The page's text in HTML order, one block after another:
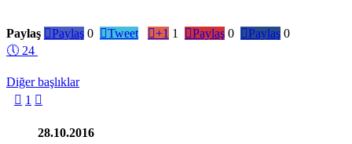
Paylaş Paylaş 0 Tweet +1 1 Paylaş 0 Paylaş 0
🕔 24
Diğer başlıklar
 1 
28.10.2016